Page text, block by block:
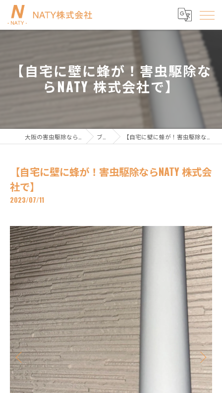
【自宅に壁に蜂が！害虫駆除な
らNATY 株式会社で】
ブログ 【自宅に壁に蜂が！害虫駆除ならNATY 株式会社で】
【自宅に壁に蜂が！害虫駆除ならNATY 株式会
社で】
2023/07/11